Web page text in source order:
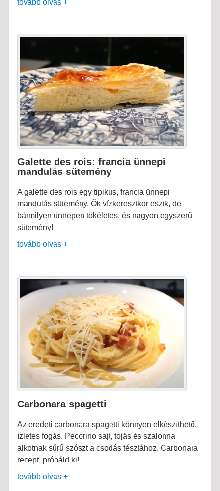
tovább olvas +
Galette des rois: francia ünnepi
mandulás sütemény
A galette des rois egy tipikus, francia ünnepi
mandulás sütemény. Ők vízkeresztkor eszik, de
bármilyen ünnepen tökéletes, és nagyon egyszerű
sütemény!
tovább olvas +
Carbonara spagetti
Az eredeti carbonara spagetti könnyen elkészíthető,
ízletes fogás. Pecorino sajt, tojás és szalonna
alkotnak sűrű szószt a csodás tésztához. Carbonara
recept, próbáld ki!
tovább olvas +